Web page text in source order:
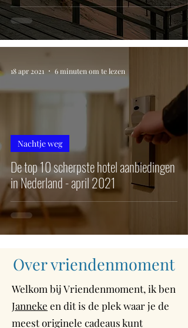
De top 10 scherpste hotel aanbiedingen
in Nederland - april 2021
Nachtje weg
18 apr 2021 6 minuten om te lezen
Over vriendenmoment
Welkom bij Vriendenmoment, ik ben
Janneke en dit is de plek waar je de
meest originele cadeaus kunt